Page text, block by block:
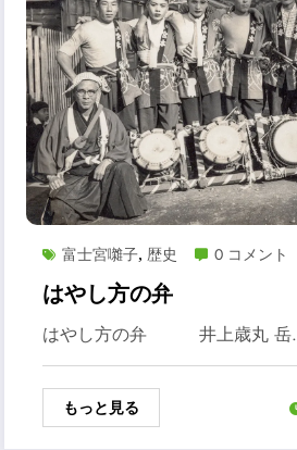
富士宮囃子, 歴史 0 コメント
はやし方の弁
はやし方の弁 井上歳丸
もっと見る